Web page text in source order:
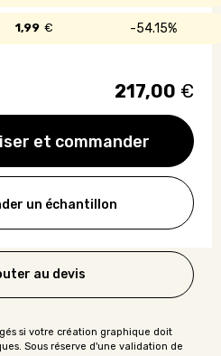
et commander
54.15%
1,99 €
217,00 €
un échantillon
au devis